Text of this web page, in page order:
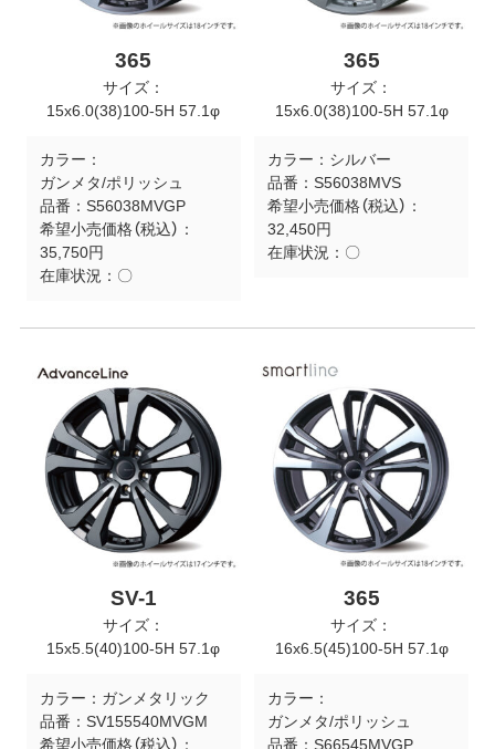
365
サイズ：
15x6.0(38)100-5H 57.1φ
カラー：
ガンメタ/ポリッシュ
品番： S56038MVGP
希望小売価格（税込）：
35,750円
在庫状況： 〇
365
サイズ：
15x6.0(38)100-5H 57.1φ
カラー： シルバー
品番： S56038MVS
希望小売価格（税込）：
32,450円
在庫状況： 〇
SV-1
サイズ：
15x5.5(40)100-5H 57.1φ
カラー： ガンメタリック
品番： SV155540MVGM
希望小売価格（税込）：
365
サイズ：
16x6.5(45)100-5H 57.1φ
カラー：
ガンメタ/ポリッシュ
品番： S66545MVGP